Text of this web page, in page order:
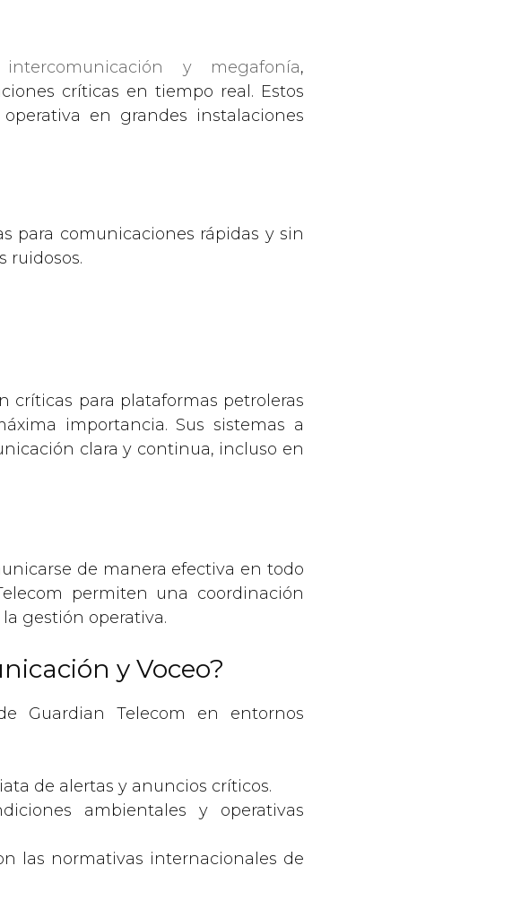
intercomunicación y megafonía,
críticas en tiempo real. Estos
en grandes instalaciones
para comunicaciones rápidas y sin
ruidosos.
críticas para plataformas petroleras
importancia. Sus sistemas a
clara y continua, incluso en
de manera efectiva en todo
permiten una coordinación
gestión operativa.
y Voceo?
Guardian Telecom en entornos
de alertas y anuncios críticos.
ambientales y operativas
las normativas internacionales de